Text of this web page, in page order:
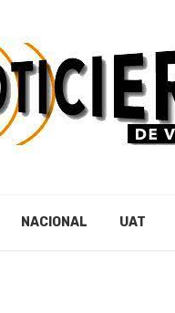
NACIONAL UAT